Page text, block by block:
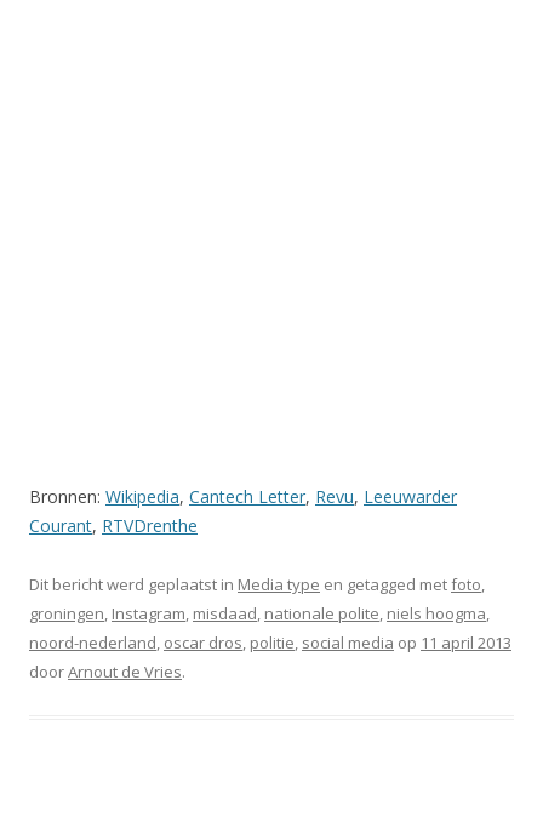
Bronnen: Wikipedia, Cantech Letter, Revu, Leeuwarder
Courant, RTVDrenthe
Dit bericht werd geplaatst in Media type en getagged metfoto,
groningen, Instagram, misdaad, nationale polite, niels hoogma,
noord-nederland, oscar dros, politie, social media op 11 april 2013
doorArnout de Vries.